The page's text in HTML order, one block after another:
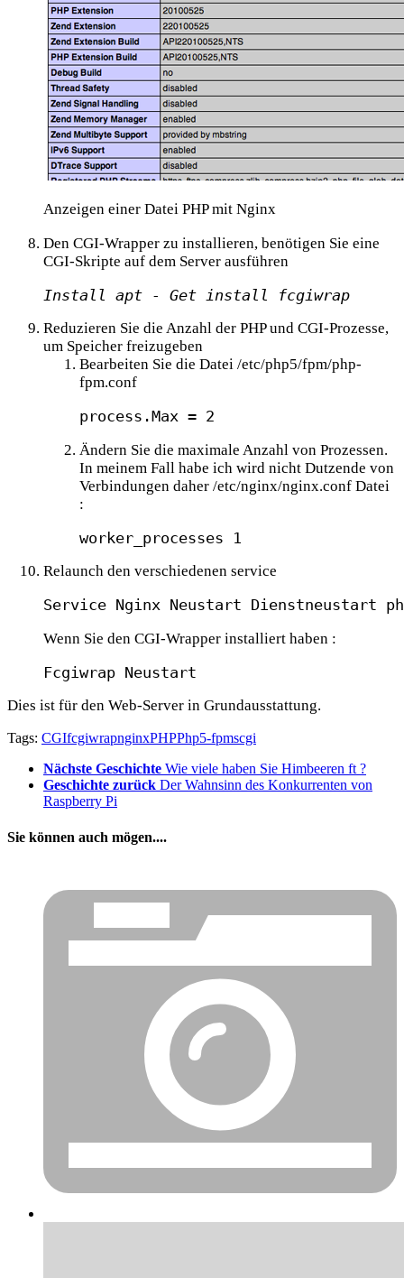
Anzeigen einer Datei PHP mit Nginx
Den CGI-Wrapper zu installieren, benötigen Sie eine
CGI-Skripte auf dem Server ausführen
Install apt - Get install fcgiwrap
Reduzieren Sie die Anzahl der PHP und CGI-Prozesse,
um Speicher freizugeben
Bearbeiten Sie die Datei /etc/php5/fpm/php-
fpm.conf
process.Max = 2
Ändern Sie die maximale Anzahl von Prozessen.
In meinem Fall habe ich wird nicht Dutzende von
Verbindungen daher /etc/nginx/nginx.conf Datei
:
worker_processes 1
Relaunch den verschiedenen service
Service Nginx Neustart Dienstneustart
Wenn Sie den CGI-Wrapper installiert haben :
Fcgiwrap Neustart
Dies ist für den Web-Server in Grundausstattung.
Tags: CGIfcgiwrapnginxPHPPhp5-fpmscgi
Nächste Geschichte Wie viele haben Sie Himbeeren ft ?
Geschichte zurück Der Wahnsinn des Konkurrenten von
Raspberry Pi
Sie können auch mögen....